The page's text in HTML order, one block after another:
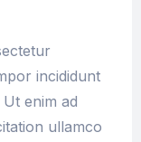
incididunt
enim ad
ullamco